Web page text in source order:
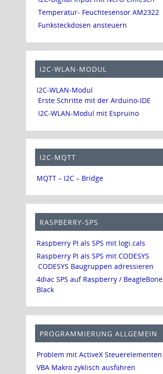
Temperatur- Feuchtesensor AM2322
Funksteckdosen ansteuern
I2C-WLAN-MODUL
I2C-WLAN-Modul
Erste Schritte mit der Arduino-IDE
I2C-WLAN-Modul mit Espruino
I2C-MQTT
MQTT – I2C – Bridge
RASPBERRY-SPS
Raspberry PI als SPS mit logi.cals
Raspberry PI als SPS mit CODESYS
CODESYS Baugruppen adressieren
4diac SPS auf Raspberry / BeagleBone
Black
PROGRAMMIERUNG ALLGEMEIN
Problem mit ActiveX Steuerelementen
VBA Makro zyklisch ausführen